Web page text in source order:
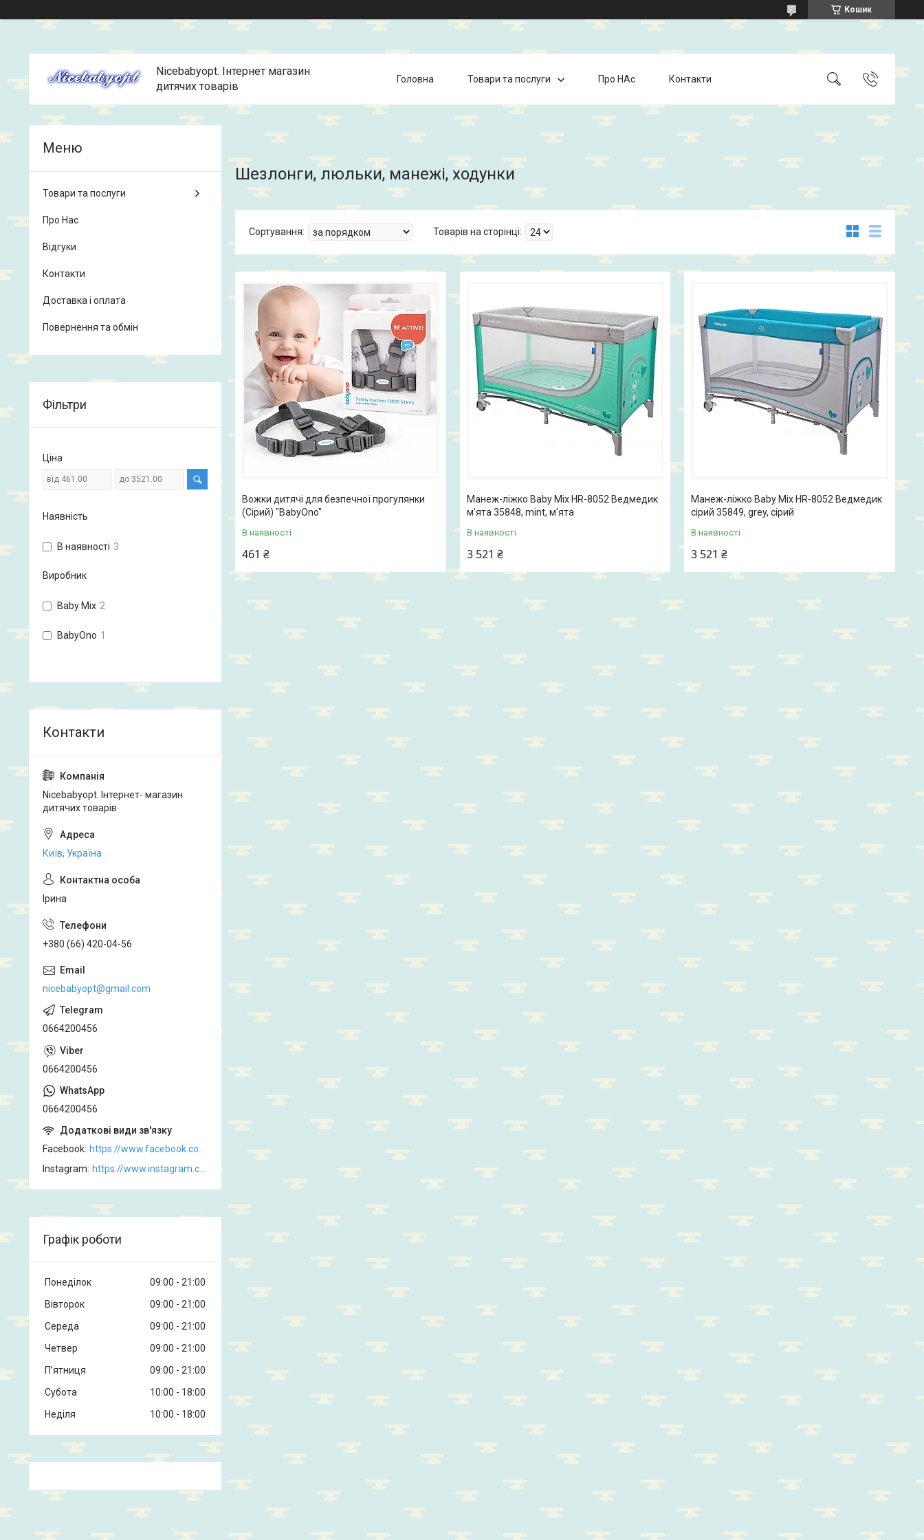
Кошик
Nicebabyopt. Інтернет магазин
дитячих товарів
Головна Товари та послуги Про НАс Контакти
Шезлонги, люльки, манежі, ходунки
Вожки дитячі для безпечної прогулянки
(Сірий) "BabyOno"
В наявності
461 ₴
Манеж-ліжко Baby Mix HR-8052 Ведмедик
м'ята 35848, mint, м'ята
В наявності
3 521 ₴
Манеж-ліжко Baby Mix HR-8052 Ведмедик
сірий 35849, grey, сірий
В наявності
3 521 ₴
Товари та послуги
Про Нас
Відгуки
Контакти
Доставка і оплата
Повернення та обмін
Фільтри
Ціна
Наявність
В наявності 3
Виробник
Baby Mix 2
BabyOno 1
Nicebabyopt. Інтернет- магазин
дитячих товарів
Київ, Україна
Ірина
+380 (66) 420-04-56
nicebabyopt@gmail.com
0664200456
0664200456
0664200456
Facebook
Instagram
Графік роботи
Понеділок 09:00
21:00
Вівторок
09:00
21:00
Середа
09:00
21:00
Четвер
09:00
21:00
Пʼятниця
09:00
21:00
Субота
10:00
18:00
Неділя
10:00 18:00